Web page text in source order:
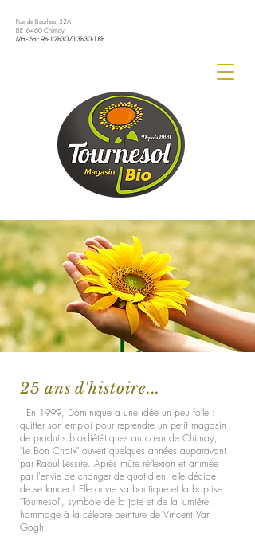
Rue de Bourlers, 32A
BE -6460 Chimay
Ma - Sa : 9h-12h30/13h30-18h
25 ans d'histoire...
En 1999, Dominique a une idée un peu folle :
quitter son emploi pour reprendre un petit magasin
de produits bio-diététiques au cœur de Chimay,
"Le Bon Choix" ouvert quelques années auparavant
par Raoul Lessire. Après mûre réflexion et animée
par l'envie de changer de quotidien, elle décide
de se lancer ! Elle ouvre sa boutique et la baptise
"Tournesol", symbole de la joie et de la lumière,
hommage à la célèbre peinture de Vincent Van
Gogh.